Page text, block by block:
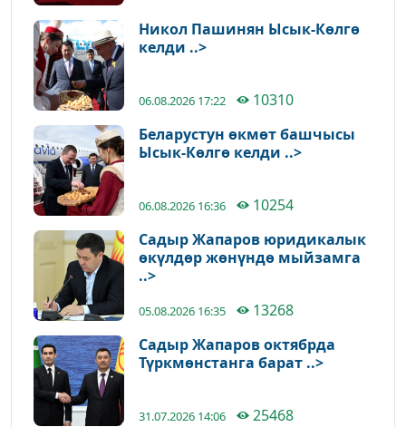
Никол Пашинян Ысык-Көлгө
келди ..>
06.08.2026 17:22
10310
Беларустун өкмөт башчысы
Ысык-Көлгө келди ..>
06.08.2026 16:36
10254
Садыр Жапаров юридикалык
өкүлдөр жөнүндө мыйзамга
..>
05.08.2026 16:35
13268
Садыр Жапаров октябрда
Түркмөнстанга барат ..>
31.07.2026 14:06
25468